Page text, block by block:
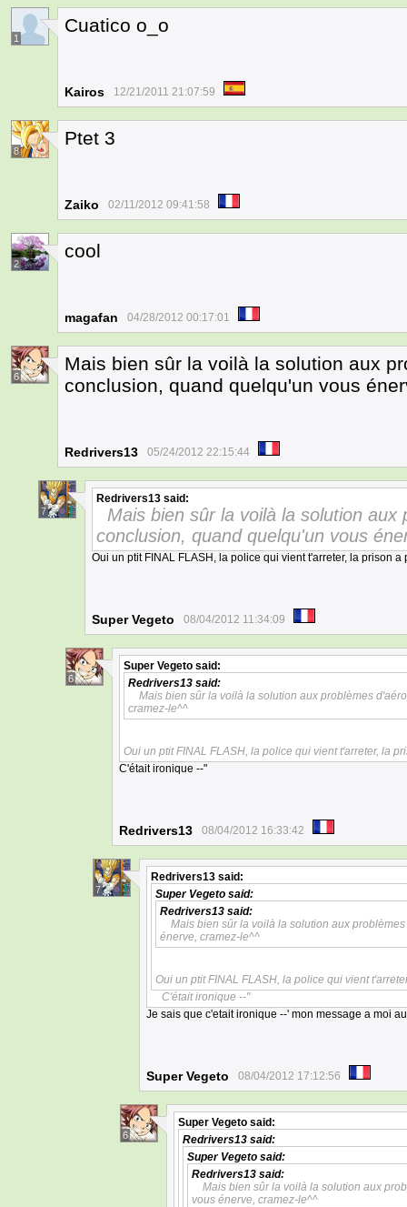
1
Cuatico o_o
Kairos 12/21/2011 21:07:59
8
Ptet 3
Zaiko 02/11/2012 09:41:58
2
cool
magafan 04/28/2012 00:17:01
6
Mais bien sûr la voilà la solution aux
conclusion, quand quelqu'un vous
Redrivers13 05/24/2012 22:15:44
7
Redrivers13 said:
Mais bien sûr la voilà la solution
conclusion, quand quelqu'un vous
Oui un ptit FINAL FLASH, la police qui vient t'arreter, la prison a
Super Vegeto 08/04/2012 11:34:09
6
Super Vegeto said:
Redrivers13 said:
Mais bien sûr la voilà la solution aux problèmes
cramez-le^^
Oui un ptit FINAL FLASH, la police qui vient t'arreter, la
C'était ironique --"
Redrivers13 08/04/2012 16:33:42
7
Redrivers13 said:
Super Vegeto said:
Redrivers13 said:
Mais bien sûr la voilà la solution aux
énerve, cramez-le^^
Oui un ptit FINAL FLASH, la police qui vient
C'était ironique --"
Je sais que c'etait ironique --' mon message a moi
Super Vegeto 08/04/2012 17:12:56
6
Super Vegeto said:
Redrivers13 said:
Super Vegeto said:
Redrivers13 said:
Mais bien sûr la voilà la solution aux
vous énerve, cramez-le^^